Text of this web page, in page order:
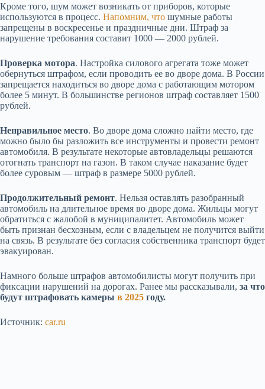
Кроме того, шум может возникать от приборов, которые
используются в процесс. Напомним, что шумные работы
запрещены в воскресенье и праздничные дни. Штраф за
нарушение требования составит 1000 — 2000 рублей.
Проверка мотора. Настройка силового агрегата тоже может
обернуться штрафом, если проводить ее во дворе дома. В России
запрещается находиться во дворе дома с работающим мотором
более 5 минут. В большинстве регионов штраф составляет 1500
рублей.
Неправильное место. Во дворе дома сложно найти место, где
можно было бы разложить все инструменты и провести ремонт
автомобиля. В результате некоторые автовладельцы решаются
отогнать транспорт на газон. В таком случае наказание будет
более суровым — штраф в размере 5000 рублей.
Продолжительный ремонт. Нельзя оставлять разобранный
автомобиль на длительное время во дворе дома. Жильцы могут
обратиться с жалобой в муниципалитет. Автомобиль может
быть признан бесхозным, если с владельцем не получится выйти
на связь. В результате без согласия собственника транспорт будет
эвакуирован.
Намного больше штрафов автомобилисты могут получить при
фиксации нарушений на дорогах. Ранее мы рассказывали, за что
будут штрафовать камеры в 2025 году.
Источник: car.ru